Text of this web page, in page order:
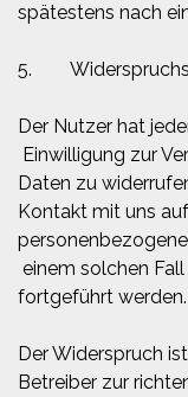
spätestens nach
5. Widerspruchs-
Der Nutzer hat
Einwilligung zur
Daten zu
Kontakt mit uns
einem solchen
fortgeführt werden.
Der Widerspruch
Betreiber zur